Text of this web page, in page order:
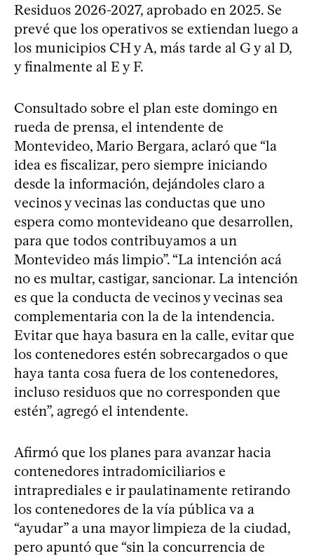
Residuos 2026-2027, aprobado en 2025. Se
prevé que los operativos se extiendan luego a
los municipios CH y A, más tarde al G y al D,
y finalmente al E y F.
Consultado sobre el plan este domingo en
rueda de prensa, el intendente de
Montevideo, Mario Bergara, aclaró que “la
idea es fiscalizar, pero siempre iniciando
desde la información, dejándoles claro a
vecinos y vecinas las conductas que uno
espera como montevideano que desarrollen,
para que todos contribuyamos a un
Montevideo más limpio”. “La intención acá
no es multar, castigar, sancionar. La intención
es que la conducta de vecinos y vecinas sea
complementaria con la de la intendencia.
Evitar que haya basura en la calle, evitar que
los contenedores estén sobrecargados o que
haya tanta cosa fuera de los contenedores,
incluso residuos que no corresponden que
estén”, agregó el intendente.
Afirmó que los planes para avanzar hacia
contenedores intradomiciliarios e
intraprediales e ir paulatinamente retirando
los contenedores de la vía pública va a
“ayudar” a una mayor limpieza de la ciudad,
pero apuntó que “sin la concurrencia de